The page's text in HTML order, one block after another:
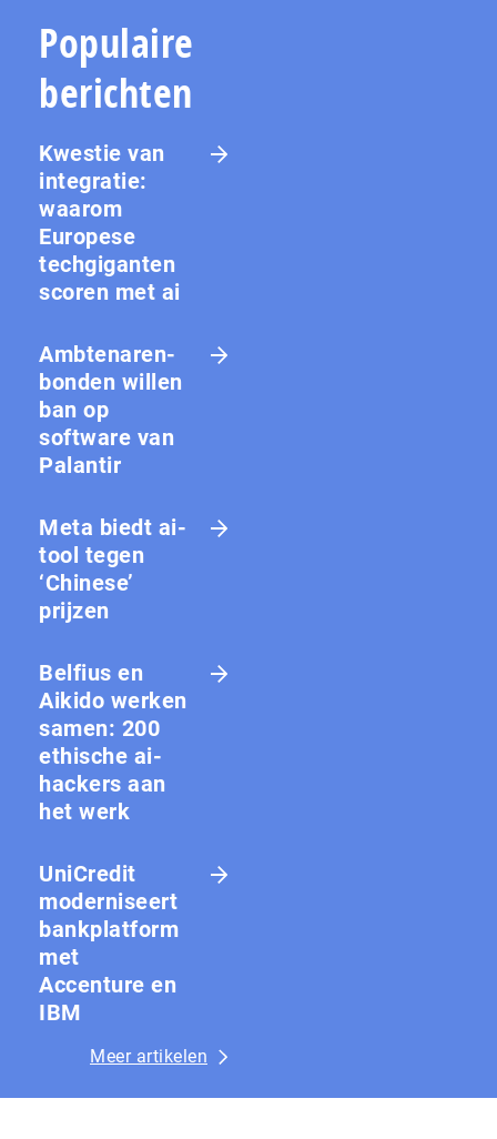
Populaire
berichten
Kwestie van
integratie:
waarom
Europese
techgiganten
scoren met ai
Amb­te­na­ren­
bon­den willen
ban op
software van
Palantir
Meta biedt ai-
tool tegen
‘Chinese’
prijzen
Belfius en
Aikido werken
samen: 200
ethische ai-
hackers aan
het werk
UniCredit
moderniseert
bankplatform
met
Accenture en
IBM
Meer artikelen